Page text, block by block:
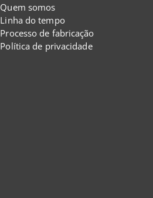
Quem somos
Linha do tempo
Processo de fabricação
Política de privacidade